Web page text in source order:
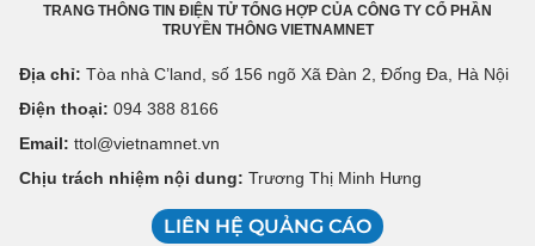
TRANG THÔNG TIN ĐIỆN TỬ TỔNG HỢP CỦA CÔNG TY CỔ PHẦN
TRUYỀN THÔNG VIETNAMNET
Địa chỉ: Tòa nhà C’land, số 156 ngõ Xã Đàn 2, Đống Đa, Hà Nội
Điện thoại: 094 388 8166
Email: ttol@vietnamnet.vn
Chịu trách nhiệm nội dung: Trương Thị Minh Hưng
LIÊN HỆ QUẢNG CÁO